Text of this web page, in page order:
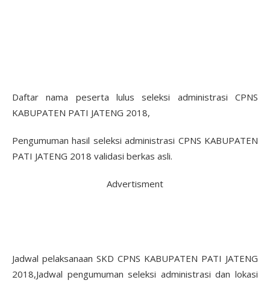
Daftar nama peserta lulus seleksi administrasi CPNS
KABUPATEN PATI JATENG 2018,
Pengumuman hasil seleksi administrasi CPNS KABUPATEN
PATI JATENG 2018 validasi berkas asli.
Advertisment
Jadwal pelaksanaan SKD CPNS KABUPATEN PATI JATENG
2018,Jadwal pengumuman seleksi administrasi dan lokasi